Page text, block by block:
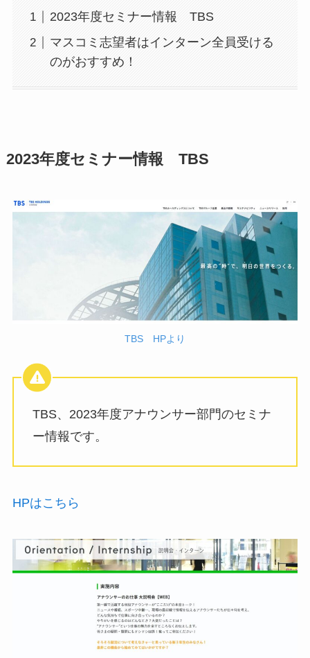
2023年度セミナー情報 TBS
マスコミ志望者はインターン全員受ける
のがおすすめ！
2023年度セミナー情報 TBS
TBS HPより
TBS、2023年度アナウンサー部門のセミナ
ー情報です。
HPはこちら